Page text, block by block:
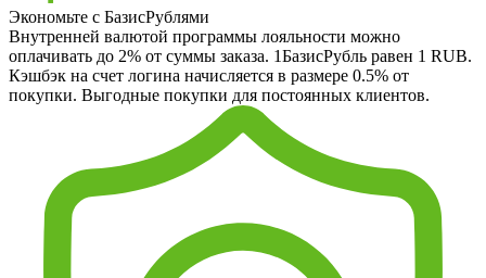
Экономьте с БазисРублями
Внутренней валютой программы лояльности можно
оплачивать до 2% от суммы заказа. 1БазисРубль равен 1 RUB.
Кэшбэк на счет логина начисляется в размере 0.5% от
покупки. Выгодные покупки для постоянных клиентов.